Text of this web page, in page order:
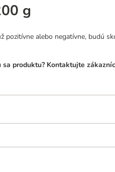
g
alebo negatívne, budú
produktu? Kontaktujte